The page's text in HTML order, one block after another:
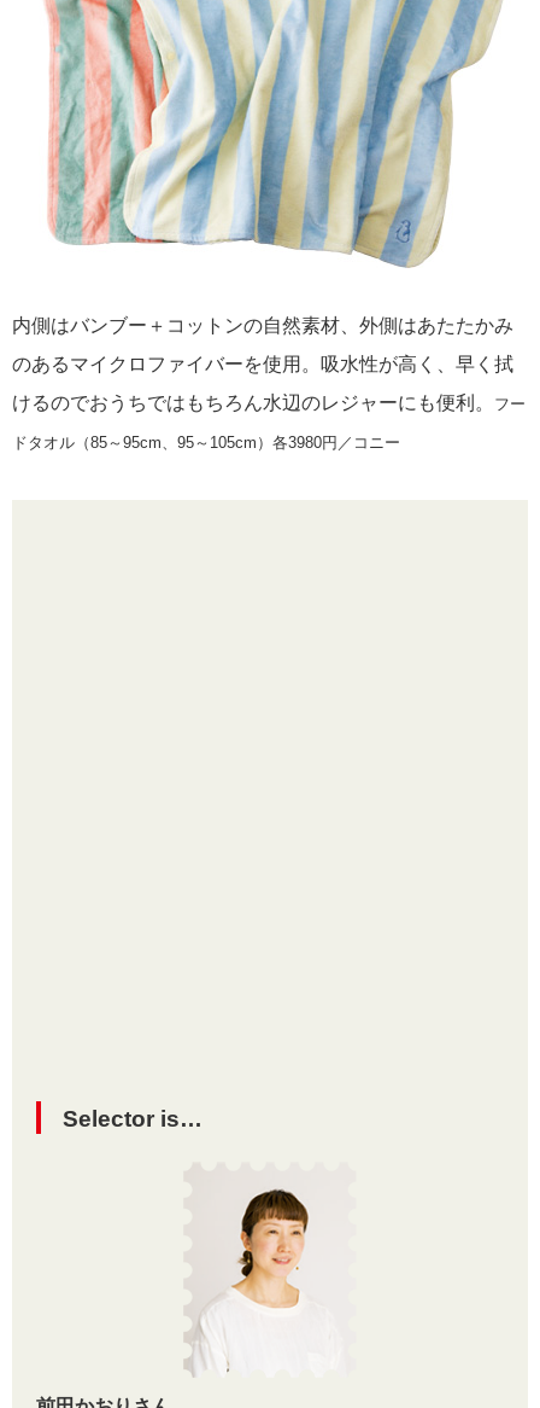
内側はバンブー＋コットンの自然素材、外側はあたたかみ
のあるマイクロファイバーを使用。吸水性が高く、早く拭
けるのでおうちではもちろん水辺のレジャーにも便利。
フー
ドタオル（85～95cm、95～105cm）各3980円／コニー
Selector is…